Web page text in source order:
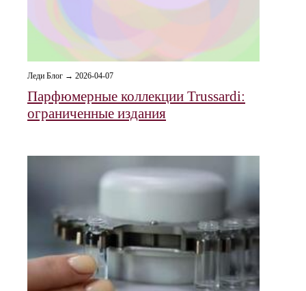
Леди Блог → 2026-04-07
Парфюмерные коллекции Trussardi:
ограниченные издания